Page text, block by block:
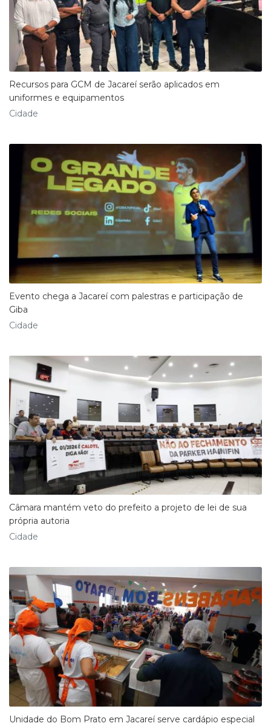
Recursos para GCM de Jacareí serão aplicados em
uniformes e equipamentos
Cidade
Evento chega a Jacareí com palestras e participação de
Giba
Cidade
Câmara mantém veto do prefeito a projeto de lei de sua
própria autoria
Cidade
Unidade do Bom Prato em Jacareí serve cardápio especial